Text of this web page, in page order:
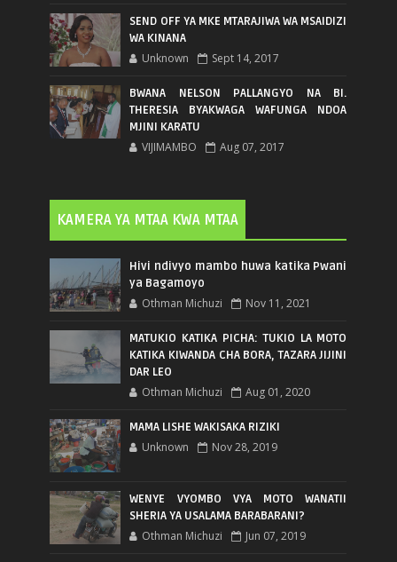
SEND OFF YA MKE MTARAJIWA WA MSAIDIZI
WA KINANA
Unknown Sept 14, 2017
BWANA NELSON PALLANGYO NA BI.
THERESIA BYAKWAGA WAFUNGA NDOA
MJINI KARATU
VIJIMAMBO Aug 07, 2017
KAMERA YA MTAA KWA MTAA
Hivi ndivyo mambo huwa katika Pwani
ya Bagamoyo
Othman Michuzi Nov 11, 2021
MATUKIO KATIKA PICHA: TUKIO LA MOTO
KATIKA KIWANDA CHA BORA, TAZARA JIJINI
DAR LEO
Othman Michuzi Aug 01, 2020
MAMA LISHE WAKISAKA RIZIKI
Unknown Nov 28, 2019
WENYE VYOMBO VYA MOTO WANATII
SHERIA YA USALAMA BARABARANI?
Othman Michuzi Jun 07, 2019